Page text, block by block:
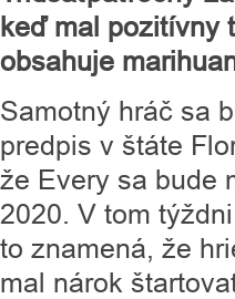
keď mal pozitívny
obsahuje
Samotný hráč sa
predpis v štáte
že Every sa bude
2020. V tom
to znamená, že
mal nárok